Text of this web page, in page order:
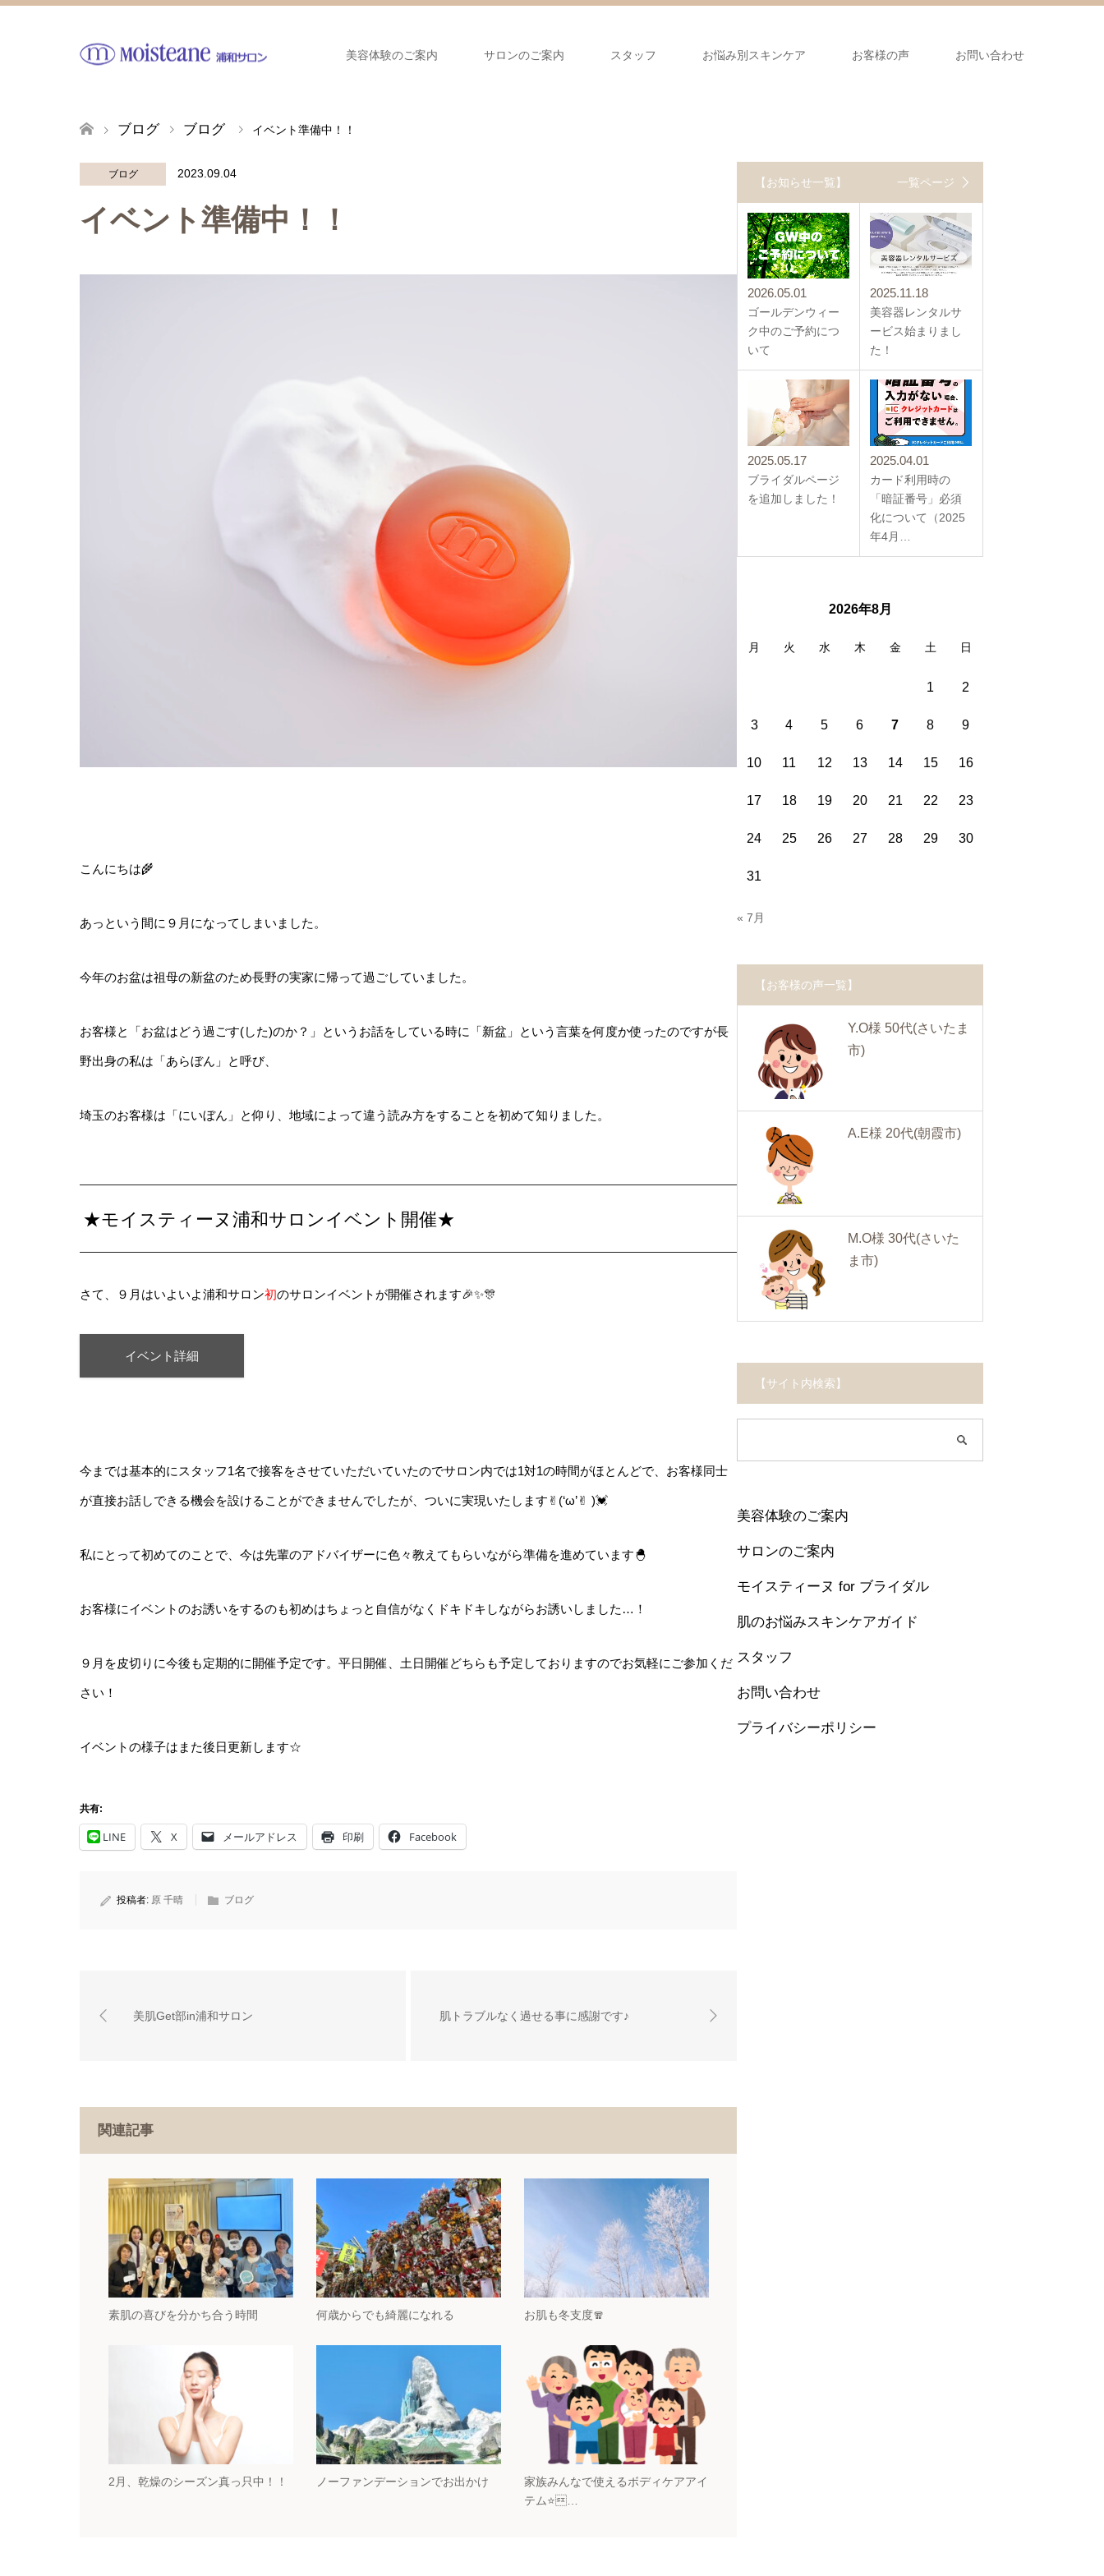
美容体験のご案内 サロンのご案内 スタッフ お悩み別スキンケア お客様の声 お問い合わせ
ブログ ブログ イベント準備中！！
ブログ 2023.09.04
イベント準備中！！
こんにちは🌾
あっという間に９月になってしまいました。
今年のお盆は祖母の新盆のため長野の実家に帰って過ごしていました。
お客様と「お盆はどう過ごす(した)のか？」というお話をしている時に「新盆」という言葉を何度か使ったのですが長
野出身の私は「あらぼん」と呼び、
埼玉のお客様は「にいぼん」と仰り、地域によって違う読み方をすることを初めて知りました。
★モイスティーヌ浦和サロンイベント開催★
さて、９月はいよいよ浦和サロン初のサロンイベントが開催されます🎉✨🎊
イベント詳細
今までは基本的にスタッフ1名で接客をさせていただいていたのでサロン内では1対1の時間がほとんどで、お客様同士
が直接お話しできる機会を設けることができませんでしたが、ついに実現いたします✌︎(‘ω’✌︎ )💓
私にとって初めてのことで、今は先輩のアドバイザーに色々教えてもらいながら準備を進めています🐣
お客様にイベントのお誘いをするのも初めはちょっと自信がなくドキドキしながらお誘いしました…！
９月を皮切りに今後も定期的に開催予定です。平日開催、土日開催どちらも予定しておりますのでお気軽にご参加くだ
さい！
イベントの様子はまた後日更新します☆
共有:
LINE X メールアドレス 印刷 Facebook
投稿者: 原 千晴 ブログ
美肌Get部in浦和サロン 肌トラブルなく過せる事に感謝です♪
関連記事
素肌の喜びを分かち合う時間 何歳からでも綺麗になれる お肌も冬支度🧣
2月、乾燥のシーズン真っ只中！！ ノーファンデーションでお出かけ
家族みんなで使えるボディケアアイ
テム⭐…
【お知らせ一覧】 一覧ページ
2026.05.01
ゴールデンウィー
ク中のご予約につ
いて
2025.11.18
美容器レンタルサ
ービス始まりまし
た！
2025.05.17
ブライダルページ
を追加しました！
2025.04.01
カード利用時の
「暗証番号」必須
化について（2025
年4月…
2026年8月
月 火 水 木 金 土 日
1 2
3 4 5 6 7 8 9
10 11 12 13 14 15 16
17 18 19 20 21 22 23
24 25 26 27 28 29 30
31
« 7月
【お客様の声一覧】
Y.O様 50代(さいたま
市)
A.E様 20代(朝霞市)
M.O様 30代(さいた
ま市)
【サイト内検索】
美容体験のご案内
サロンのご案内
モイスティーヌ for ブライダル
肌のお悩みスキンケアガイド
スタッフ
お問い合わせ
プライバシーポリシー